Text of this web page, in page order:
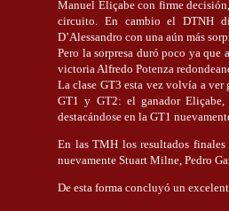
Manuel Eliçabe con firme
circuito. En cambio el DTNH
D’Alessandro con una aún más
Pero la sorpresa duró poco ya que
victoria Alfredo Potenza
La clase GT3 esta vez volvía a ver
GT1 y GT2: el ganador Eliçabe,
destacándose en la GT1
En las TMH los resultados finales
nuevamente Stuart Milne, Pedro
De esta forma concluyó un